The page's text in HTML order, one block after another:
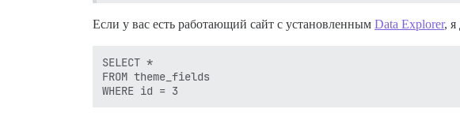
Если у вас есть работающий сайт с установленным Data Explorer, я
SELECT *
FROM theme_fields